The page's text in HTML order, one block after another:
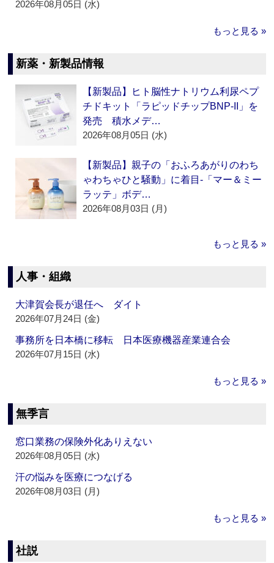
2026年08月05日 (水)
もっと見る »
新薬・新製品情報
【新製品】ヒト脳性ナトリウム利尿ペプ
チドキット「ラピッドチップBNP-II」を
発売 積水メデ…
2026年08月05日 (水)
【新製品】親子の「おふろあがりのわち
ゃわちゃひと騒動」に着目‐「マー＆ミー
ラッテ」ボデ…
2026年08月03日 (月)
もっと見る »
人事・組織
大津賀会長が退任へ ダイト
2026年07月24日 (金)
事務所を日本橋に移転 日本医療機器産業連合会
2026年07月15日 (水)
もっと見る »
無季言
窓口業務の保険外化ありえない
2026年08月05日 (水)
汗の悩みを医療につなげる
2026年08月03日 (月)
もっと見る »
社説